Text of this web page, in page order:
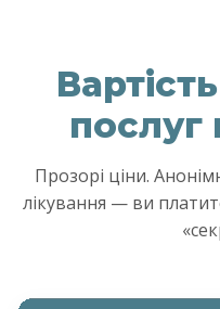
послуг
Прозорі ціни.
лікування — ви